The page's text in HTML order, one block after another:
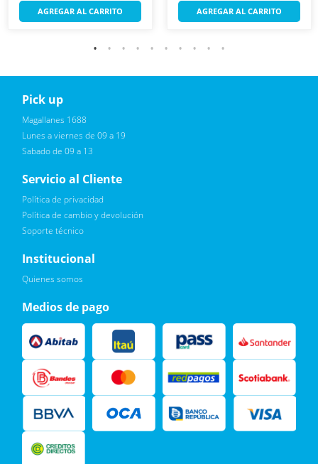
AGREGAR AL CARRITO AGREGAR AL CARRITO
Reciba novedades, promociones exclusivas
Leí, soy consciente de las condiciones para el tratamiento de
mis datos personales y doy mi consentimiento, tal y como se
Pick up
Magallanes 1688
Lunes a viernes de 09 a 19
Sabado de 09 a 13
Servicio al Cliente
Política de privacidad
Política de cambio y devolución
Soporte técnico
Institucional
Quienes somos
Medios de pago